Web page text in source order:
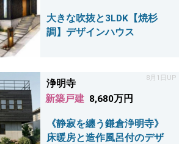
大きな吹抜と3LDK【焼杉
調】デザインハウス
8月1日UP
浄明寺
新築戸建 8,680万円
《静寂を纏う鎌倉浄明寺》
床暖房と造作風呂付のデザ